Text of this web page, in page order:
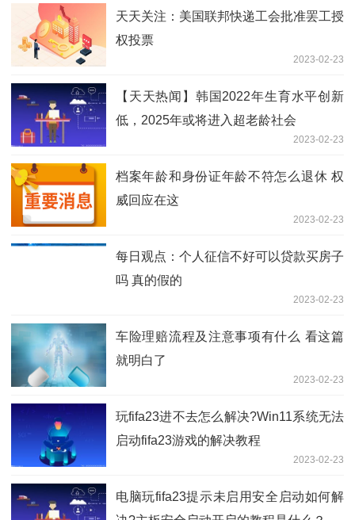
天天关注：美国联邦快递工会批准罢工授
权投票
2023-02-23
【天天热闻】韩国2022年生育水平创新
低，2025年或将进入超老龄社会
2023-02-23
档案年龄和身份证年龄不符怎么退休 权
威回应在这
2023-02-23
每日观点：个人征信不好可以贷款买房子
吗 真的假的
2023-02-23
车险理赔流程及注意事项有什么 看这篇
就明白了
2023-02-23
玩fifa23进不去怎么解决?Win11系统无法
启动fifa23游戏的解决教程
2023-02-23
电脑玩fifa23提示未启用安全启动如何解